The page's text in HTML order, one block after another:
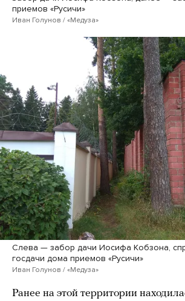
приемов «Русичи»
Иван Голунов / «Медуза»
Слева — забор дачи Иосифа Кобзона,
госдачи дома приемов «Русичи»
Иван Голунов / «Медуза»
Ранее на этой территории